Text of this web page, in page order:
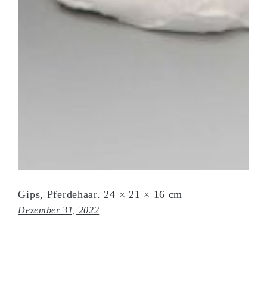
Gips, Pferdehaar. 24 × 21 × 16 cm
Dezember 31, 2022